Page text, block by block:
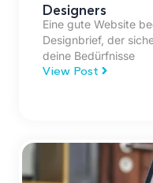
Designers
Eine gute Website
Designbrief, der
deine Bedürfnisse
View Post